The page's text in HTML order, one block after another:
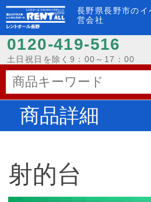
長野県長野市の
営会社
0120-419-516
土日祝日を除く9：00～17：00
商品詳細
射的台